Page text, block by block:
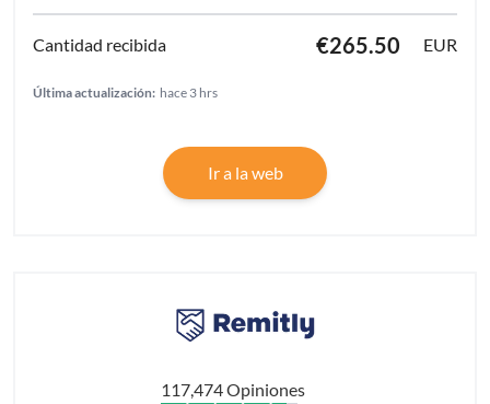
€265.50 EUR
Última actualización: hace 3 hrs
Ir a la web
117,474 Opiniones